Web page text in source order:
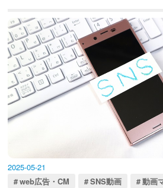
例などを紹介します。これから動画を制作
ぜひ参考にしてみてください。
2025-05-21
web広告・CM
SNS動画 動画